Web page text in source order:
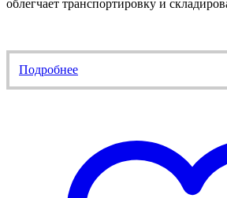
облегчает транспортировку и
Подробнее